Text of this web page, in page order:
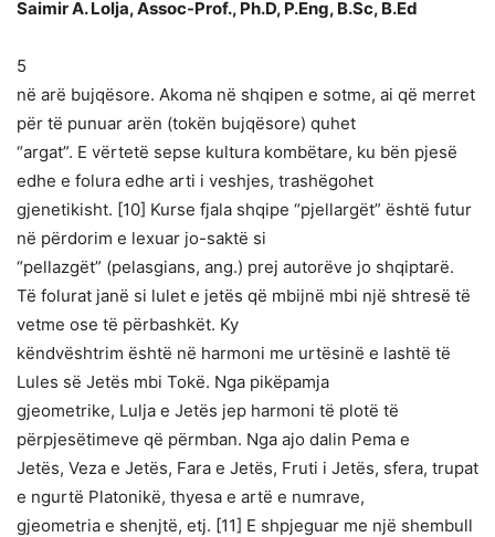
Saimir A. Lolja, Assoc-Prof., Ph.D, P.Eng, B.Sc, B.Ed
5
në arë bujqësore. Akoma në shqipen e sotme, ai që merret
për të punuar arën (tokën bujqësore) quhet
“argat”. E vërtetë sepse kultura kombëtare, ku bën pjesë
edhe e folura edhe arti i veshjes, trashëgohet
gjenetikisht. [10] Kurse fjala shqipe “pjellargët” është futur
në përdorim e lexuar jo-saktë si
“pellazgët” (pelasgians, ang.) prej autorëve jo shqiptarë.
Të folurat janë si lulet e jetës që mbijnë mbi një shtresë të
vetme ose të përbashkët. Ky
këndvështrim është në harmoni me urtësinë e lashtë të
Lules së Jetës mbi Tokë. Nga pikëpamja
gjeometrike, Lulja e Jetës jep harmoni të plotë të
përpjesëtimeve që përmban. Nga ajo dalin Pema e
Jetës, Veza e Jetës, Fara e Jetës, Fruti i Jetës, sfera, trupat
e ngurtë Platonikë, thyesa e artë e numrave,
gjeometria e shenjtë, etj. [11] E shpjeguar me një shembull